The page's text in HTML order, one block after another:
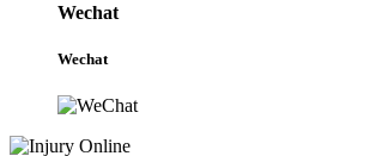
Wechat
Wechat